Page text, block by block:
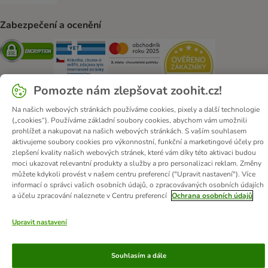
Zabezpečení a ocenění
Security Security Security
O zoohit Kariéra Firemní webové stránky
Impressum
Všeobecné obchodní podmínky
Zde odstoupit od smlouvy
Zákon o digitálních službách
Likvidace baterií
Kontakt
Poštovné a dodací termín
Způsoby platby
Partnerský program
Ochrana osobních údajů
Pomozte nám zlepšovat zoohit.cz!
Na našich webových stránkách používáme cookies, pixely a další technologie
(„cookies“). Používáme základní soubory cookies, abychom vám umožnili
prohlížet a nakupovat na našich webových stránkách. S vaším souhlasem
aktivujeme soubory cookies pro výkonnostní, funkční a marketingové účely pro
zlepšení kvality našich webových stránek, které vám díky této aktivaci budou
moci ukazovat relevantní produkty a služby a pro personalizaci reklam. Změny
můžete kdykoli provést v našem centru preferencí ("Upravit nastavení"). Více
informací o správci vašich osobních údajů, o zpracovávaných osobních údajích
a účelu zpracování naleznete v Centru preferencí Ochrana osobních údajů
Upravit nastavení
Souhlasím a dále